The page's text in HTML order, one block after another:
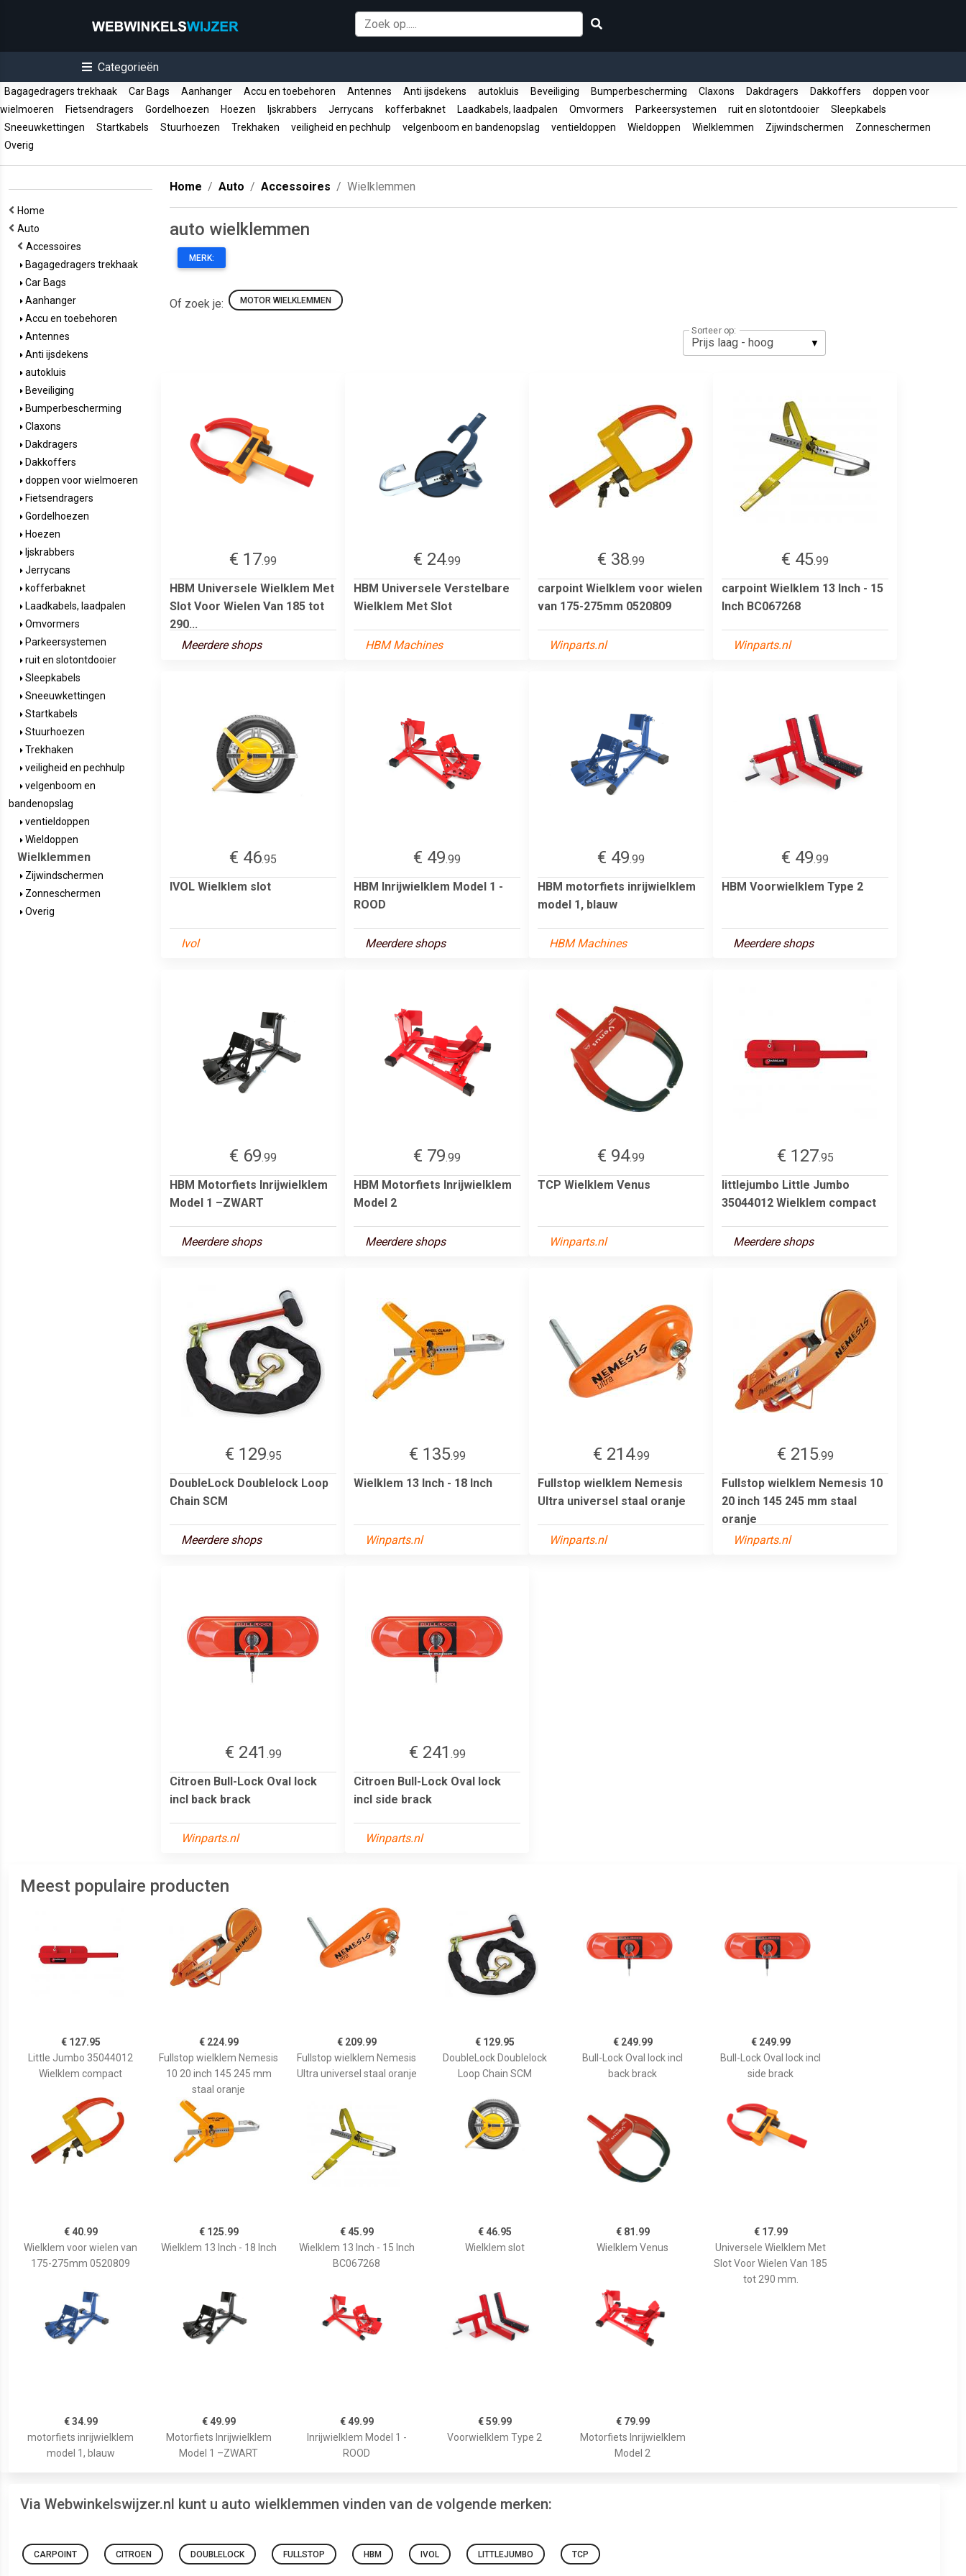
Categorieën
Bagagedragers trekhaak Car Bags Aanhanger Accu en toebehoren Antennes Anti ijsdekens autokluis Beveiliging Bumperbescherming Claxons Dakdragers Dakkoffers
doppen voor
wielmoeren
Fietsendragers Gordelhoezen Hoezen Ijskrabbers Jerrycans kofferbaknet Laadkabels, laadpalen Omvormers Parkeersystemen ruit en slotontdooier
Sleepkabels
Sneeuwkettingen
Startkabels Stuurhoezen Trekhaken veiligheid en pechhulp velgenboom en bandenopslag ventieldoppen Wieldoppen Wielklemmen Zijwindschermen
Zonneschermen
Overig
Home
Auto
Accessoires
Bagagedragers trekhaak
Car Bags
Aanhanger
Accu en toebehoren
Antennes
Anti ijsdekens
autokluis
Beveiliging
Bumperbescherming
Claxons
Dakdragers
Dakkoffers
doppen voor wielmoeren
Fietsendragers
Gordelhoezen
Hoezen
Ijskrabbers
Jerrycans
kofferbaknet
Laadkabels, laadpalen
Omvormers
Parkeersystemen
ruit en slotontdooier
Sleepkabels
Sneeuwkettingen
Startkabels
Stuurhoezen
Trekhaken
veiligheid en pechhulp
velgenboom en
bandenopslag
ventieldoppen
Wieldoppen
Wielklemmen
Zijwindschermen
Zonneschermen
Overig
Home Auto Accessoires Wielklemmen
auto wielklemmen
MERK:
Of zoek je: MOTOR WIELKLEMMEN
Sorteer op:
€ 17.99
HBM Universele Wielklem Met
Slot Voor Wielen Van 185 tot
290...
Meerdere shops
€ 24.99
HBM Universele Verstelbare
Wielklem Met Slot
HBM Machines
€ 38.99
carpoint Wielklem voor wielen
van 175-275mm 0520809
Winparts.nl
€ 45.99
carpoint Wielklem 13 Inch - 15
Inch BC067268
Winparts.nl
€ 46.95
IVOL Wielklem slot
Ivol
€ 49.99
HBM Inrijwielklem Model 1 -
ROOD
Meerdere shops
€ 49.99
HBM motorfiets inrijwielklem
model 1, blauw
HBM Machines
€ 49.99
HBM Voorwielklem Type 2
Meerdere shops
€ 69.99
HBM Motorfiets Inrijwielklem
Model 1 –ZWART
Meerdere shops
€ 79.99
HBM Motorfiets Inrijwielklem
Model 2
Meerdere shops
€ 94.99
TCP Wielklem Venus
Winparts.nl
€ 127.95
littlejumbo Little Jumbo
35044012 Wielklem compact
Meerdere shops
€ 129.95
DoubleLock Doublelock Loop
Chain SCM
Meerdere shops
€ 135.99
Wielklem 13 Inch - 18 Inch
Winparts.nl
€ 214.99
Fullstop wielklem Nemesis
Ultra universel staal oranje
Winparts.nl
€ 215.99
Fullstop wielklem Nemesis 10
20 inch 145 245 mm staal
oranje
Winparts.nl
€ 241 .99
Citroen Bull-Lock Oval lock
incl back brack
Winparts.nl
€ 241 .99
Citroen Bull-Lock Oval lock
incl side brack
Winparts.nl
Meest populaire producten
€ 127.95
Little Jumbo 35044012
Wielklem compact
€ 224.99
Fullstop wielklem Nemesis
10 20 inch 145 245 mm
staal oranje
€ 209.99
Fullstop wielklem Nemesis
Ultra universel staal oranje
€ 129.95
DoubleLock Doublelock
Loop Chain SCM
€ 249.99
Bull-Lock Oval lock incl
back brack
€ 249.99
Bull-Lock Oval lock incl
side brack
€ 40.99
Wielklem voor wielen van
175-275mm 0520809
€ 125.99
Wielklem 13 Inch - 18 Inch
€ 45.99
Wielklem 13 Inch - 15 Inch
BC067268
€ 46.95
Wielklem slot
€ 81.99
Wielklem Venus
€ 17.99
Universele Wielklem Met
Slot Voor Wielen Van 185
tot 290 mm.
€ 34.99
motorfiets inrijwielklem
model 1, blauw
€ 49.99
Motorfiets Inrijwielklem
Model 1 –ZWART
€ 49.99
Inrijwielklem Model 1 -
ROOD
€ 59.99
Voorwielklem Type 2
€ 79.99
Motorfiets Inrijwielklem
Model 2
Via Webwinkelswijzer.nl kunt u auto wielklemmen vinden van de volgende merken:
CARPOINT CITROEN DOUBLELOCK FULLSTOP HBM IVOL LITTLEJUMBO TCP